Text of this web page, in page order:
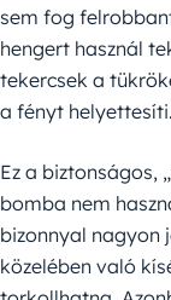
sem fog
hengert használ
tekercsek a
a fényt helyettesíti.
Ez a biztonságos,
bomba nem
bizonnyal nagyon
közelében való